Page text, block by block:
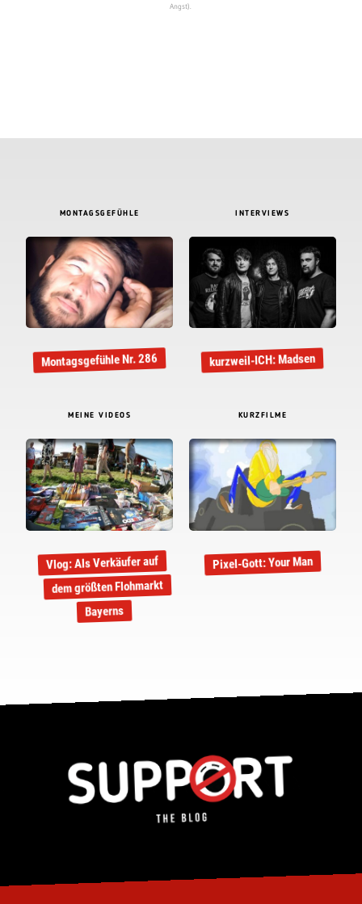
Angst).
MONTAGSGEFÜHLE
Montagsgefühle Nr. 286
INTERVIEWS
kurzweil-ICH: Madsen
MEINE VIDEOS
Vlog: Als Verkäufer auf
dem größten Flohmarkt
Bayerns
KURZFILME
Pixel-Gott: Your Man